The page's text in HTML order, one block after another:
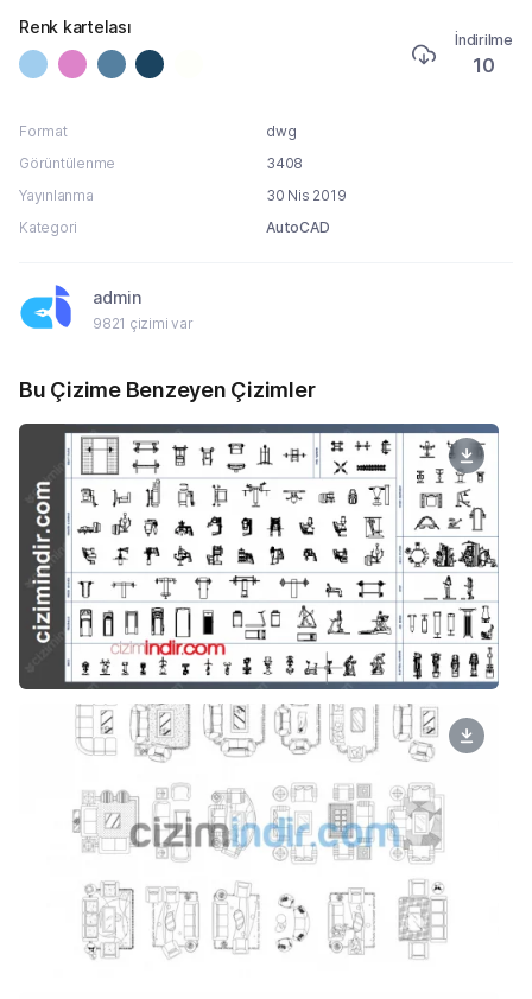
Renk kartelası
İndirilme
10
Format
dwg
Görüntülenme
3408
Yayınlanma
30 Nis 2019
Kategori
AutoCAD
admin
9821 çizimi var
Bu Çizime Benzeyen Çizimler